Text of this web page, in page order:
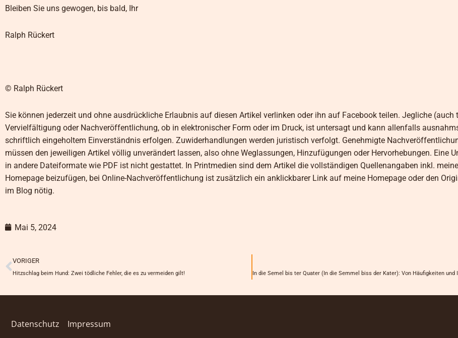
Bleiben Sie uns gewogen, bis bald, Ihr
Ralph Rückert
© Ralph Rückert
Sie können jederzeit und ohne ausdrückliche Erlaubnis auf diesen Artikel verlinken oder ihn auf Facebook teilen. Jegliche (auch
Vervielfältigung oder Nachveröffentlichung, ob in elektronischer Form oder im Druck, ist untersagt und kann allenfalls
schriftlich eingeholtem Einverständnis erfolgen. Zuwiderhandlungen werden juristisch verfolgt. Genehmigte
müssen den jeweiligen Artikel völlig unverändert lassen, also ohne Weglassungen, Hinzufügungen oder Hervorhebungen. Eine
in andere Dateiformate wie PDF ist nicht gestattet. In Printmedien sind dem Artikel die vollständigen Quellenangaben inkl.
Homepage beizufügen, bei Online-Nachveröffentlichung ist zusätzlich ein anklickbarer Link auf meine Homepage oder den
im Blog nötig.
Mai 5, 2024
VORIGER
Hitzschlag beim Hund: Zwei tödliche Fehler, die es zu vermeiden gilt!
Datenschutz Impressum